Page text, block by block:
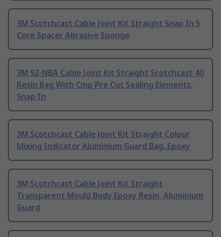
3M Scotchcast Cable Joint Kit Straight Snap In 5
Core Spacer Abrasive Sponge
3M 92-NBA Cable Joint Kit Straight Scotchcast 40
Resin Bag With Cmp Pre Cut Sealing Elements,
Snap In
3M Scotchcast Cable Joint Kit Straight Colour
Mixing Indicator Aluminium Guard Bag, Epoxy
3M Scotchcast Cable Joint Kit Straight
Transparent Mould Body Epoxy Resin, Aluminium
Guard